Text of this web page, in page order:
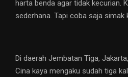
harta benda agar tidak kecurian.
sederhana. Tapi coba saja simak
Di daerah Jembatan Tiga,
Cina kaya mengaku sudah tiga